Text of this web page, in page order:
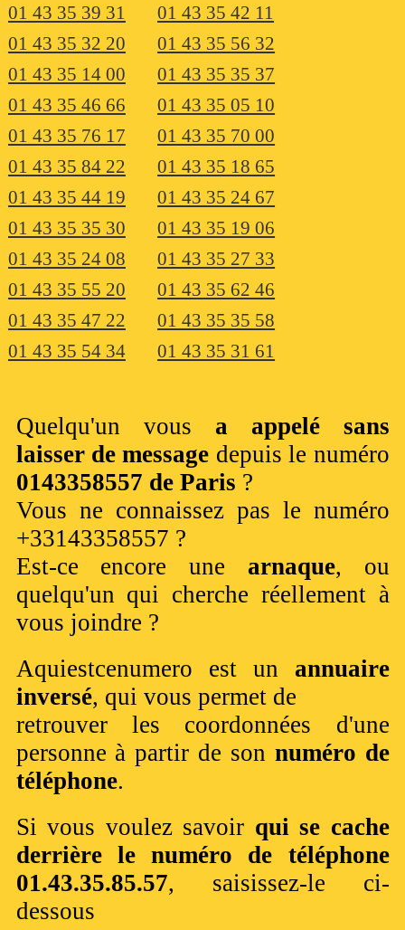
01 43 35 39 31
01 43 35 42 11
01 43 35 32 20
01 43 35 56 32
01 43 35 14 00
01 43 35 35 37
01 43 35 46 66
01 43 35 05 10
01 43 35 76 17
01 43 35 70 00
01 43 35 84 22
01 43 35 18 65
01 43 35 44 19
01 43 35 24 67
01 43 35 35 30
01 43 35 19 06
01 43 35 24 08
01 43 35 27 33
01 43 35 55 20
01 43 35 62 46
01 43 35 47 22
01 43 35 35 58
01 43 35 54 34
01 43 35 31 61
Quelqu'un vous a appelé sans
laisser de message depuis le numéro
0143358557 de Paris ?
Vous ne connaissez pas le numéro
+33143358557 ?
Est-ce encore une arnaque, ou
quelqu'un qui cherche réellement à
vous joindre ?
Aquiestcenumero est un annuaire
inversé, qui vous permet de
retrouver les coordonnées d'une
personne à partir de son numéro de
téléphone.
Si vous voulez savoir qui se cache
derrière le numéro de téléphone
01.43.35.85.57, saisissez-le ci-
dessous